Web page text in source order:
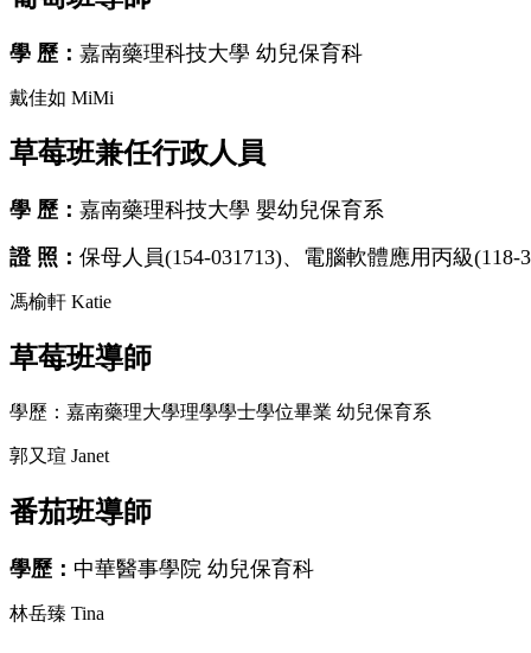
學 歷： 嘉南藥理科技大學 幼兒保育科
戴佳如 MiMi
草莓班兼任行政人員
學 歷： 嘉南藥理科技大學 嬰幼兒保育系
證 照： 保母人員(154-031713)、電腦軟體應用丙級(118-
馮榆軒 Katie
草莓班導師
學歷：嘉南藥理大學理學學士學位畢業 幼兒保育系
郭又瑄 Janet
番茄班導師
學歷： 中華醫事學院 幼兒保育科
林岳臻 Tina